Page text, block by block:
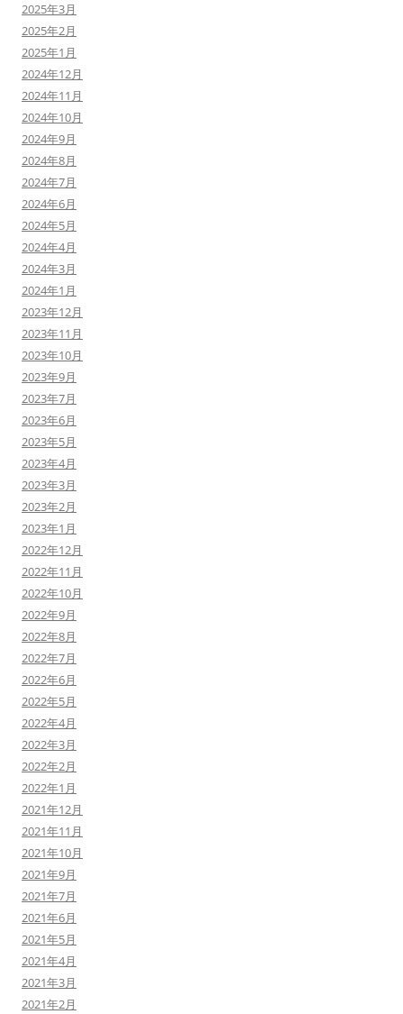
2025年3月
2025年2月
2025年1月
2024年12月
2024年11月
2024年10月
2024年9月
2024年8月
2024年7月
2024年6月
2024年5月
2024年4月
2024年3月
2024年1月
2023年12月
2023年11月
2023年10月
2023年9月
2023年7月
2023年6月
2023年5月
2023年4月
2023年3月
2023年2月
2023年1月
2022年12月
2022年11月
2022年10月
2022年9月
2022年8月
2022年7月
2022年6月
2022年5月
2022年4月
2022年3月
2022年2月
2022年1月
2021年12月
2021年11月
2021年10月
2021年9月
2021年7月
2021年6月
2021年5月
2021年4月
2021年3月
2021年2月